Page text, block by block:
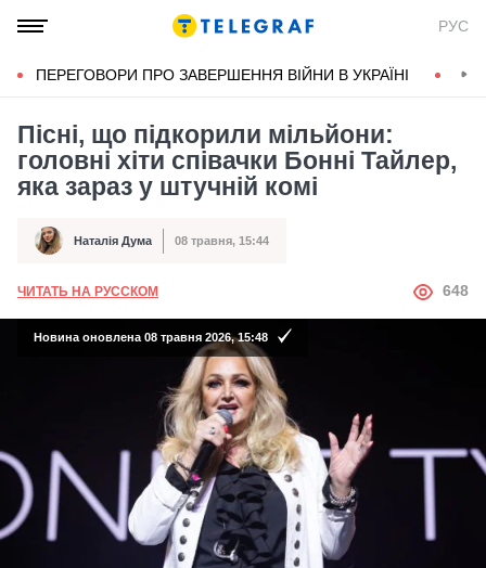
РУС
ПЕРЕГОВОРИ ПРО ЗАВЕРШЕННЯ ВІЙНИ В УКРАЇНІ
Пісні, що підкорили мільйони:
головні хіти співачки Бонні Тайлер,
яка зараз у штучній комі
Автор Наталія Дума
Дата публікації 08 травня, 15:44
ЧИТАТЬ НА РУССКОМ АВТОР
648
Новина оновлена 08 травня 2026, 15:48